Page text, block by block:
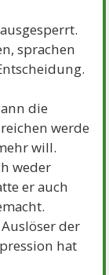
sprachen
die
werde
will.
weder
er auch
der
hat